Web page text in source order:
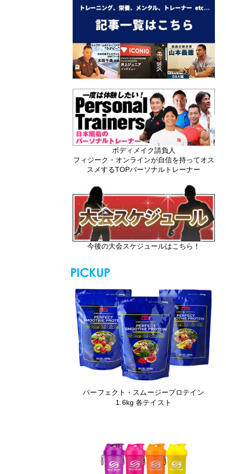
ボディメイク請負人
フィジーク・オンラインが自信を持ってオス
スメするTOPパーソナルトレーナー
今後の大会スケジュールはこちら！
パーフェクト・スムージープロテイン
1.6kg 各テイスト